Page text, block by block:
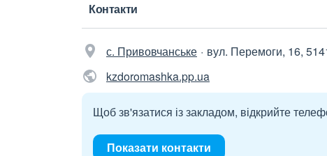
Контакти
с. Привовчанське вул. Перемоги, 16,
kzdoromashka.pp.ua
Щоб зв'язатися із закладом, відкрийте
Показати контакти